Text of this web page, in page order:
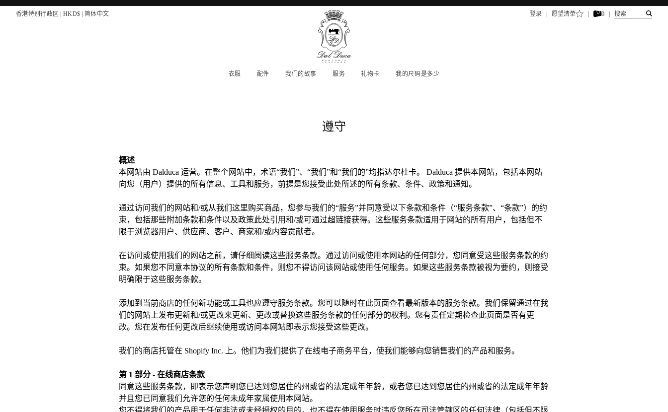
香港特别行政区 | HKD$ | 简体中文 登录 愿望清单 0 搜索
衣服 配件 我们的故事 服务 礼物卡 我的尺码是多少
遵守
概述
本网站由 Dalduca 运营。在整个网站中，术语“我们”、“我们”和“我们的”均指达尔杜卡。 Dalduca 提供本网站，包括本网站
向您（用户）提供的所有信息、工具和服务，前提是您接受此处所述的所有条款、条件、政策和通知。
通过访问我们的网站和/或从我们这里购买商品，您参与我们的“服务”并同意受以下条款和条件（“服务条款”、“条款”）的约
束，包括那些附加条款和条件以及政策此处引用和/或可通过超链接获得。这些服务条款适用于网站的所有用户，包括但不
限于浏览器用户、供应商、客户、商家和/或内容贡献者。
在访问或使用我们的网站之前，请仔细阅读这些服务条款。通过访问或使用本网站的任何部分，您同意受这些服务条款的约
束。如果您不同意本协议的所有条款和条件，则您不得访问该网站或使用任何服务。如果这些服务条款被视为要约，则接受
明确限于这些服务条款。
添加到当前商店的任何新功能或工具也应遵守服务条款。您可以随时在此页面查看最新版本的服务条款。我们保留通过在我
们的网站上发布更新和/或更改来更新、更改或替换这些服务条款的任何部分的权利。您有责任定期检查此页面是否有更
改。您在发布任何更改后继续使用或访问本网站即表示您接受这些更改。
我们的商店托管在 Shopify Inc. 上。他们为我们提供了在线电子商务平台，使我们能够向您销售我们的产品和服务。
第 1 部分 - 在线商店条款
同意这些服务条款，即表示您声明您已达到您居住的州或省的法定成年年龄，或者您已达到您居住的州或省的法定成年年龄
并且您已同意我们允许您的任何未成年家属使用本网站。
您不得将我们的产品用于任何非法或未经授权的目的，也不得在使用服务时违反您所在司法管辖区的任何法律（包括但不限